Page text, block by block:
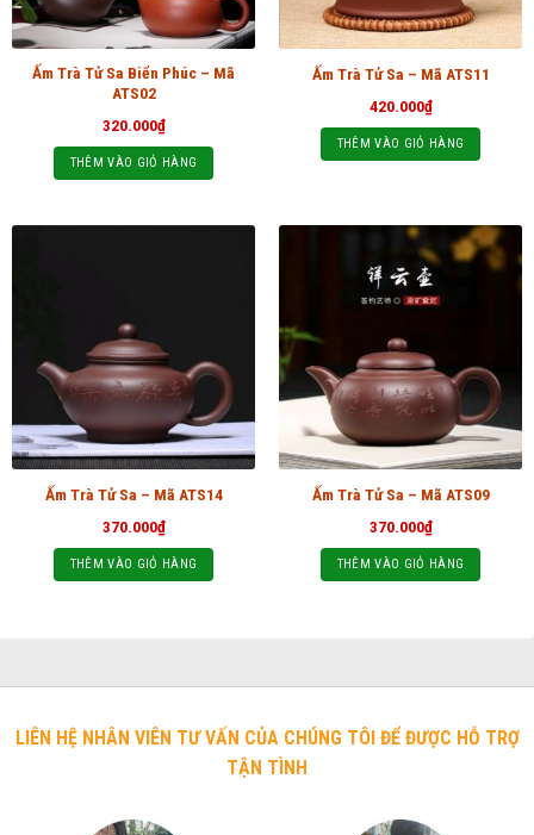
Ấm Trà Tử Sa Biển Phúc – Mã
ATS02
320.000₫
THÊM VÀO GIỎ HÀNG
Ấm Trà Tử Sa – Mã ATS11
420.000₫
THÊM VÀO GIỎ HÀNG
Ấm Trà Tử Sa – Mã ATS14
370.000₫
THÊM VÀO GIỎ HÀNG
Ấm Trà Tử Sa – Mã ATS09
370.000₫
THÊM VÀO GIỎ HÀNG
LIÊN HỆ NHÂN VIÊN TƯ VẤN CỦA CHÚNG TÔI ĐỂ ĐƯỢC HỖ TRỢ
TẬN TÌNH